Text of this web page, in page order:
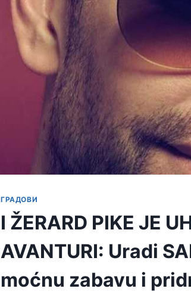
ГРАДОВИ
I ŽERARD PIKE JE
AVANTURI: Uradi
moćnu zabavu i